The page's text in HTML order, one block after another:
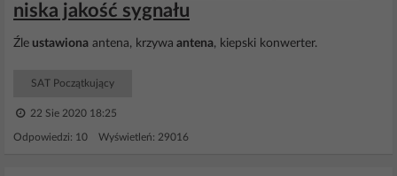
niska jakość sygnału
Źle ustawiona antena, krzywa antena, kiepski konwerter.
SAT Początkujący
22 Sie 2020 18:25
Odpowiedzi: 10 Wyświetleń: 29016